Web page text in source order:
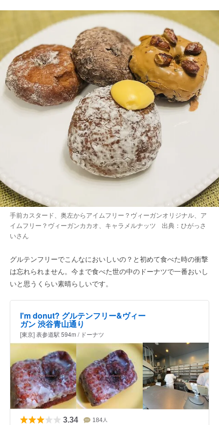
手前カスタード、奥左からアイムフリー？ヴィーガンオリジナル、ア
イムフリー？ヴィーガンカカオ、キャラメルナッツ 出典： ひがっさ
いさん
グルテンフリーでこんなにおいしいの？と初めて食べた時の衝撃
は忘れられません。今まで食べた世の中のドーナツで一番おいし
いと思うくらい素晴らしいです。
I'm donut? グルテンフリー&ヴィー
ガン 渋谷青山通り
[東京] 表参道駅 594m / ドーナツ
3.34 184人